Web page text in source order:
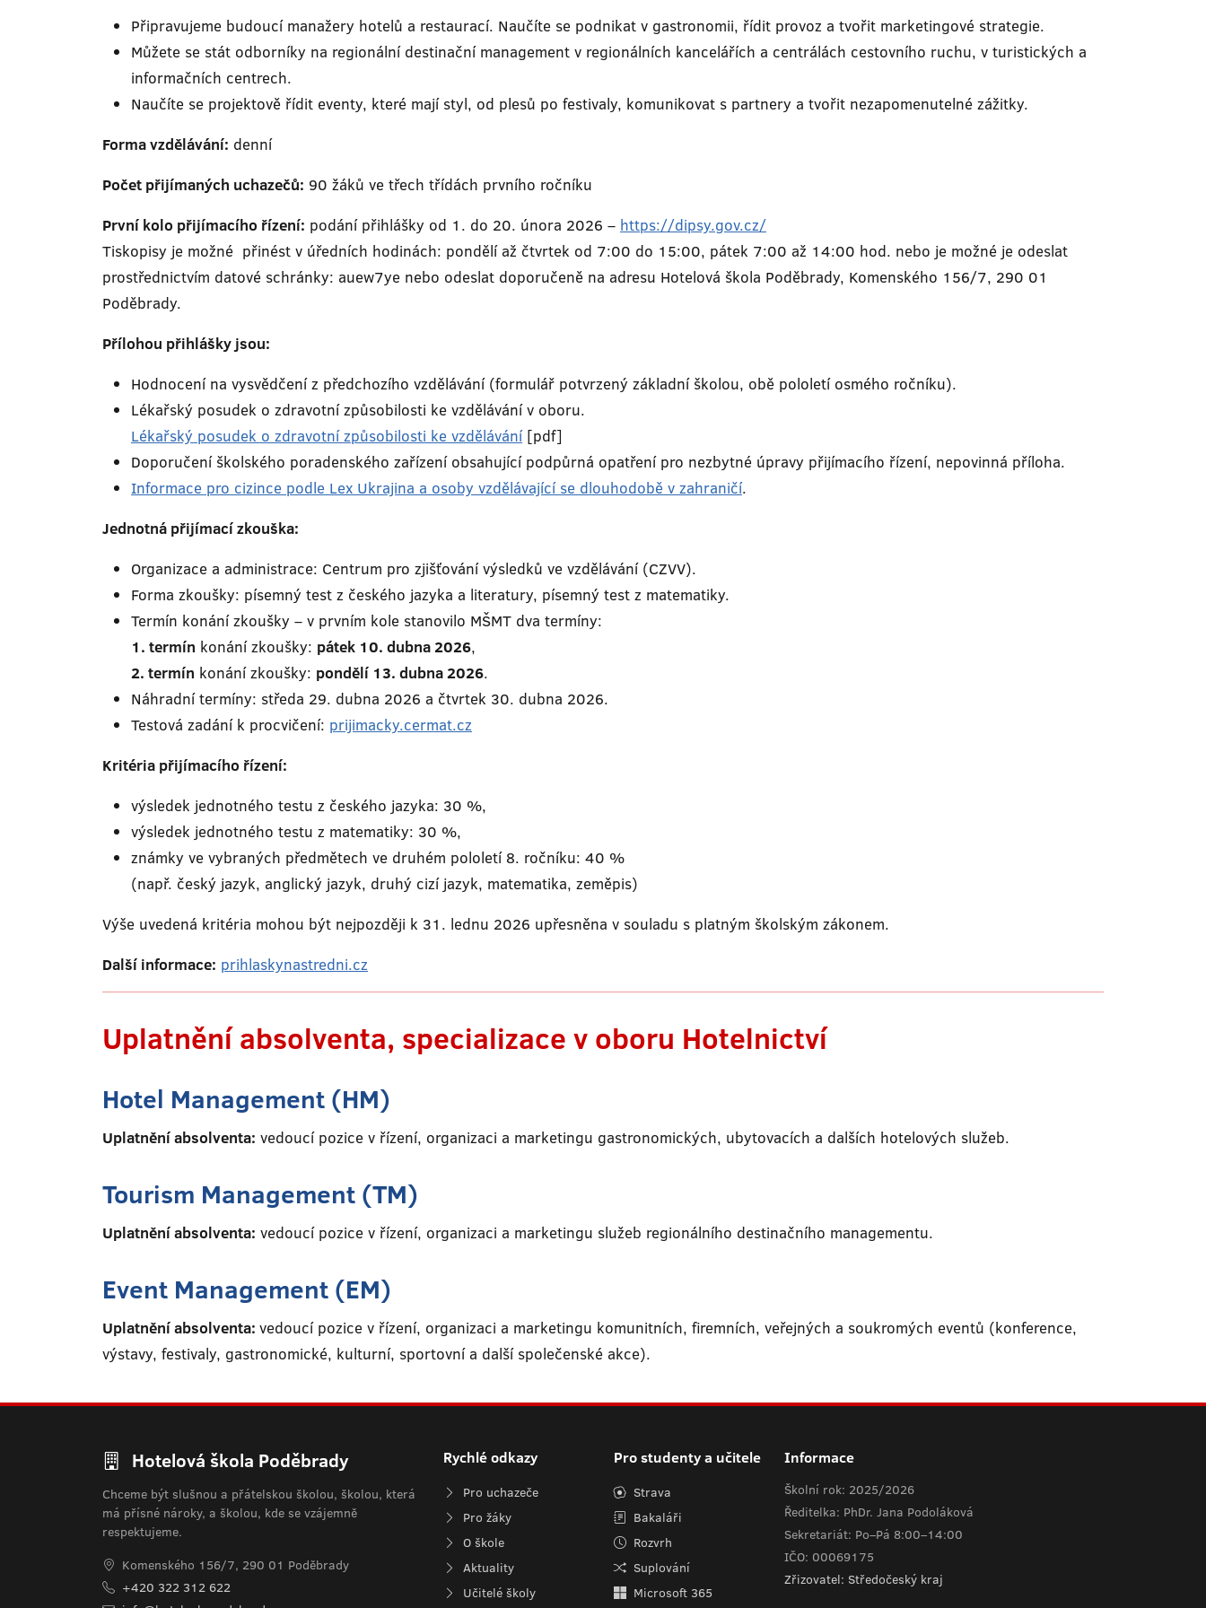
Připravujeme budoucí manažery hotelů a restaurací. Naučíte se podnikat v gastronomii, řídit provoz a tvořit marketingové strategie.
Můžete se stát odborníky na regionální destinační management v regionálních kancelářích a centrálách cestovního ruchu, v turistických a
informačních centrech.
Naučíte se projektově řídit eventy, které mají styl, od plesů po festivaly, komunikovat s partnery a tvořit nezapomenutelné zážitky.
Forma vzdělávání: denní
Počet přijímaných uchazečů: 90 žáků ve třech třídách prvního ročníku
První kolo přijímacího řízení: podání přihlášky od 1. do 20. února 2026 – https://dipsy.gov.cz/
Tiskopisy je možné přinést v úředních hodinách: pondělí až čtvrtek od 7:00 do 15:00, pátek 7:00 až 14:00 hod. nebo je možné je odeslat
prostřednictvím datové schránky: auew7ye nebo odeslat doporučeně na adresu Hotelová škola Poděbrady, Komenského 156/7, 290 01
Poděbrady.
Přílohou přihlášky jsou:
Hodnocení na vysvědčení z předchozího vzdělávání (formulář potvrzený základní školou, obě pololetí osmého ročníku).
Lékařský posudek o zdravotní způsobilosti ke vzdělávání v oboru.
Lékařský posudek o zdravotní způsobilosti ke vzdělávání[pdf]
Doporučení školského poradenského zařízení obsahující podpůrná opatření pro nezbytné úpravy přijímacího řízení, nepovinná příloha.
Informace pro cizince podle Lex Ukrajina a osoby vzdělávající se dlouhodobě v zahraničí.
Jednotná přijímací zkouška:
Organizace a administrace: Centrum pro zjišťování výsledků ve vzdělávání (CZVV).
Forma zkoušky: písemný test z českého jazyka a literatury, písemný test z matematiky.
Termín konání zkoušky – v prvním kole stanovilo MŠMT dva termíny:
1. termín konání zkoušky: pátek 10. dubna 2026,
2. termín konání zkoušky: pondělí 13. dubna 2026.
Náhradní termíny: středa 29. dubna 2026 a čtvrtek 30. dubna 2026.
Testová zadání k procvičení: prijimacky.cermat.cz
Kritéria přijímacího řízení:
výsledek jednotného testu z českého jazyka: 30 %,
výsledek jednotného testu z matematiky: 30 %,
známky ve vybraných předmětech ve druhém pololetí 8. ročníku: 40 %
(např. český jazyk, anglický jazyk, druhý cizí jazyk, matematika, zeměpis)
Výše uvedená kritéria mohou být nejpozději k 31. lednu 2026 upřesněna v souladu s platným školským zákonem.
Další informace: prihlaskynastredni.cz
Uplatnění absolventa, specializace v oboru Hotelnictví
Hotel Management (HM)
Uplatnění absolventa: vedoucí pozice v řízení, organizaci a marketingu gastronomických, ubytovacích a dalších hotelových služeb.
Tourism Management (TM)
Uplatnění absolventa: vedoucí pozice v řízení, organizaci a marketingu služeb regionálního destinačního managementu.
Event Management (EM)
Uplatnění absolventa: vedoucí pozice v řízení, organizaci a marketingu komunitních, firemních, veřejných a soukromých eventů (konference,
výstavy, festivaly, gastronomické, kulturní, sportovní a další společenské akce).
Hotelová škola Poděbrady
Chceme být slušnou a přátelskou školou, školou, která
má přísné nároky, a školou, kde se vzájemně
respektujeme.
Komenského 156/7, 290 01 Poděbrady
+420 322 312 622
Rychlé odkazy
Pro uchazeče
Pro žáky
O škole
Aktuality
Učitelé školy
Pro studenty a učitele
Strava
Bakaláři
Rozvrh
Suplování
Microsoft 365
Informace
Školní rok: 2025/2026
Ředitelka: PhDr. Jana Podoláková
Sekretariát: Po–Pá 8:00–14:00
IČO: 00069175
Zřizovatel: Středočeský kraj